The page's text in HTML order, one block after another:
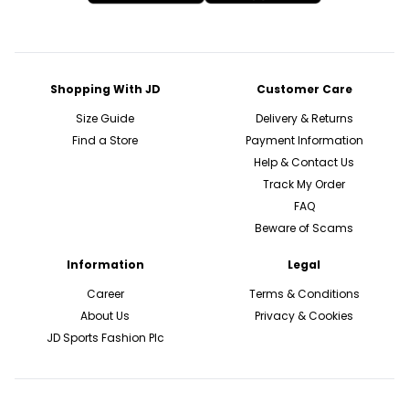
Shopping With JD
Size Guide
Find a Store
Customer Care
Delivery & Returns
Payment Information
Help & Contact Us
Track My Order
FAQ
Beware of Scams
Information
Career
About Us
JD Sports Fashion Plc
Legal
Terms & Conditions
Privacy & Cookies